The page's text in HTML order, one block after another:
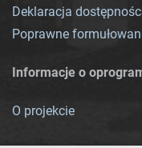
Deklaracja
Poprawne
Informacje o
O projekcie